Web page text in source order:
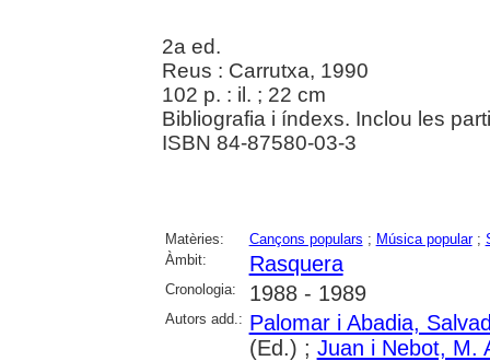
2a ed.
Reus : Carrutxa, 1990
102 p. : il. ; 22 cm
Bibliografia i índexs. Inclou les
ISBN 84-87580-03-3
Matèries: Cançons populars ; Música popular;
Àmbit:
Rasquera
Cronologia: 1988 - 1989
Autors add.: Palomar i Abadia,
(Ed.) ; Juan i Nebot, M.